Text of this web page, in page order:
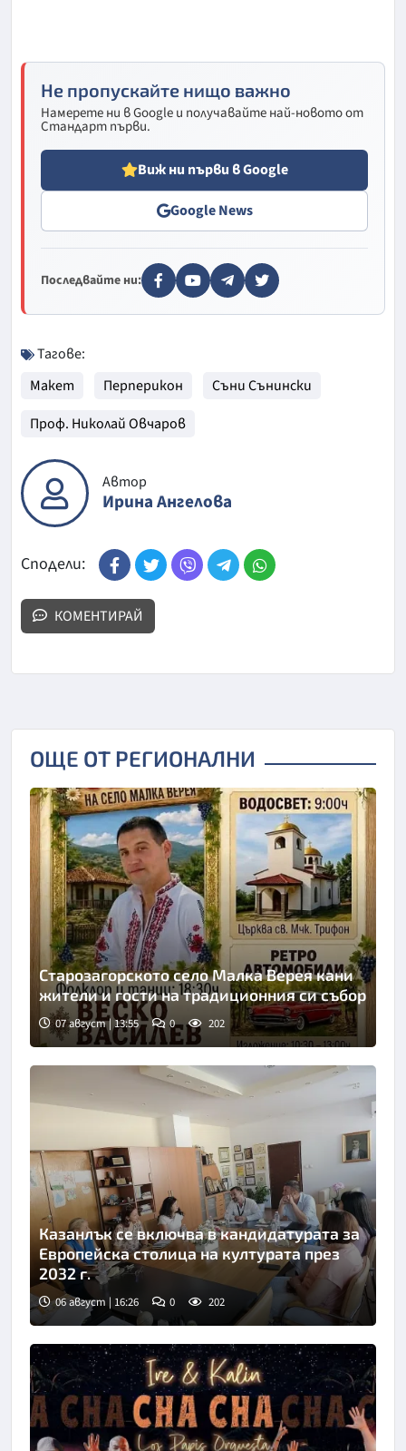
Не пропускайте нищо важно
Намерете ни в Google и получавайте най-новото от
Стандарт първи.
Виж ни първи в Google
Google News
Последвайте ни:
Тагове:
Макет
Перперикон
Съни Сънински
Проф. Николай Овчаров
Автор
Ирина Ангелова
Сподели:
КОМЕНТИРАЙ
ОЩЕ ОТ РЕГИОНАЛНИ
Старозагорското село Малка Верея кани
жители и гости на традиционния си събор
07 август | 13:55 0 202
Казанлък се включва в кандидатурата за
Европейска столица на културата през
2032 г.
06 август | 16:26 0 202